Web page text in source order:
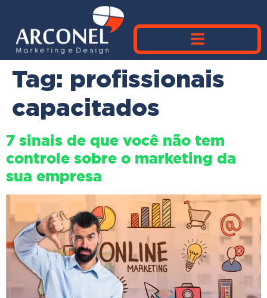
Tag: profissionais
capacitados
7 sinais de que você não tem
controle sobre o marketing da
sua empresa